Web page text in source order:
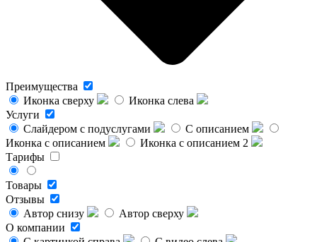
Преимущества
Иконка сверху
Иконка слева
Услуги
Слайдером с подуслугами
С описанием
Иконка с описанием
Иконка с описанием 2
Тарифы
Товары
Отзывы
Автор снизу
Автор сверху
О компании